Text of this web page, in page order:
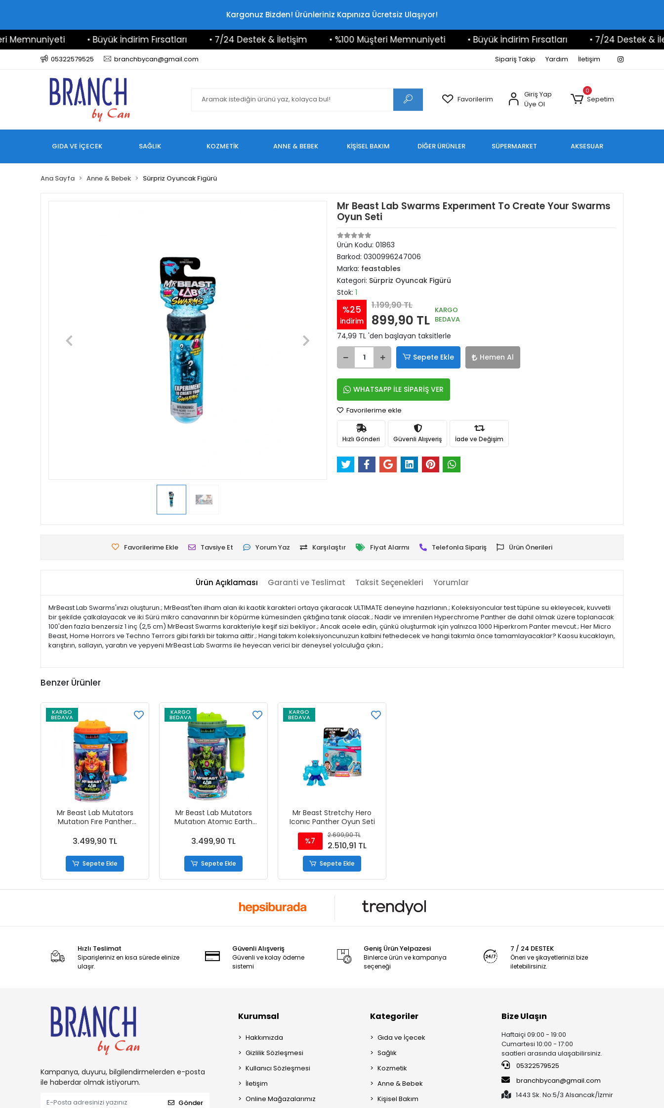
Kargonuz Bizden! Ürünleriniz Kapınıza Ücretsiz Ulaşıyor!
• Büyük İndirim Fırsatları • 7/24 Destek & İletişim • %100 Müşteri Memnuniyeti • Büyük İndirim Fırsatları • 7/24 Destek &
05322579525 branchbycan@gmail.com Sipariş Takip Yardım İletişim
Favorilerim
Giriş Yap
Üye Ol
0
Sepetim
GIDA VE İÇECEK SAĞLIK KOZMETİK ANNE & BEBEK KİŞİSEL BAKIM DİĞER ÜRÜNLER SÜPERMARKET AKSESUAR
Ana Sayfa Anne & Bebek Sürpriz Oyuncak Figürü
Mr Beast Lab Swarms Experıment To Create Your Swarms
Oyun Seti
Ürün Kodu: 01863
Barkod: 0300996247006
Marka: feastables
Kategori: Sürpriz Oyuncak Figürü
Stok: 1
%25
indirim
1.199,90 TL
899,90 TL
KARGO
BEDAVA
74,99 TL 'den başlayan taksitlerle
Sepete Ekle Hemen Al
WHATSAPP İLE SİPARİŞ VER
Favorilerime ekle
Hızlı Gönderi Güvenli Alışveriş İade ve Değişim
Favorilerime Ekle Tavsiye Et Yorum Yaz Karşılaştır Fiyat Alarmı Telefonla Sipariş Ürün Önerileri
Ürün Açıklaması Garanti ve Teslimat Taksit Seçenekleri Yorumlar
MrBeast Lab Swarms'ınızı oluşturun.; MrBeast'ten ilham alan iki kaotik karakteri ortaya çıkaracak ULTIMATE deneyine hazırlanın.; Koleksiyoncular test tüpüne su ekleyecek, kuvvetli
bir şekilde çalkalayacak ve iki Sürü mikro canavarının bir köpürme kümesinden çıktığına tanık olacak.; Nadir ve imrenilen Hyperchrome Panther de dahil olmak üzere toplanacak
100'den fazla benzersiz 1 inç (2,5 cm) MrBeast Swarms karakteriyle keşif sizi bekliyor.; Ancak acele edin, çünkü oluşturmak için yalnızca 1000 Hiperkrom Panter mevcut.; Her Micro
Beast, Home Horrors ve Techno Terrors gibi farklı bir takıma aittir.; Hangi takım koleksiyoncunuzun kalbini fethedecek ve hangi takımla önce tamamlayacaklar? Kaosu kucaklayın,
karıştırın, sallayın, yaratın ve yepyeni MrBeast Lab Swarms ile heyecan verici bir deneysel yolculuğa çıkın.;
Benzer Ürünler
KARGO
BEDAVA
Mr Beast Lab Mutators
Mutatıon Fıre Panther
3.499,90 TL
Sepete Ekle
KARGO
BEDAVA
Mr Beast Lab Mutators
Mutatıon Atomıc Earth
Oyuncak
3.499,90 TL
Sepete Ekle
KARGO
BEDAVA
Mr Beast Stretchy Hero
Iconıc Panther Oyun Seti
%7
2.699,90 TL
2.510,91 TL
Sepete Ekle
Hızlı Teslimat
Siparişleriniz en kısa sürede elinize
ulaşır.
Güvenli Alışveriş
Güvenli ve kolay ödeme
sistemi
Geniş Ürün Yelpazesi
Binlerce ürün ve kampanya
seçeneği
7 / 24 DESTEK
Öneri ve şikayetlerinizi bize
iletebilirsiniz.
Kampanya, duyuru, bilgilendirmelerden e-posta
ile haberdar olmak istiyorum.
Gönder
Kurumsal
Hakkımızda
Gizlilik Sözleşmesi
Kullanıcı Sözleşmesi
İletişim
Online Mağazalarımız
Kategoriler
Gıda ve İçecek
Sağlık
Kozmetik
Anne & Bebek
Kişisel Bakım
Bize Ulaşın
Haftaiçi 09:00 - 19:00
Cumartesi 10:00 - 17:00
saatleri arasında ulaşabilirsiniz.
05322579525
branchbycan@gmail.com
1443 Sk. No:5/3 Alsancak/İzmir